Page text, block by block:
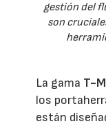
gestión del
son
La gama T-
los
están